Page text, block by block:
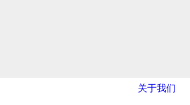
关于我们